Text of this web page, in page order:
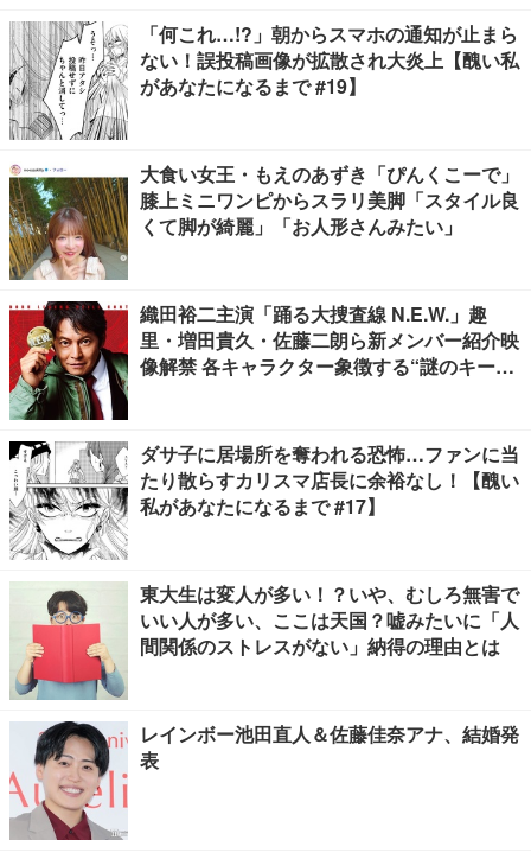
「何これ…!?」朝からスマホの通知が止まら
ない！誤投稿画像が拡散され大炎上【醜い私
があなたになるまで #19】
大食い女王・もえのあずき「ぴんくこーで」
膝上ミニワンピからスラリ美脚「スタイル良
くて脚が綺麗」「お人形さんみたい」
織田裕二主演「踊る大捜査線 N.E.W.」趣
里・増田貴久・佐藤二朗ら新メンバー紹介映
像解禁 各キャラクター象徴する“謎のキーワ
ダサ子に居場所を奪われる恐怖…ファンに当
たり散らすカリスマ店長に余裕なし！【醜い
私があなたになるまで #17】
東大生は変人が多い！？いや、むしろ無害で
いい人が多い、ここは天国？嘘みたいに「人
間関係のストレスがない」納得の理由とは
レインボー池田直人＆佐藤佳奈アナ、結婚発
表